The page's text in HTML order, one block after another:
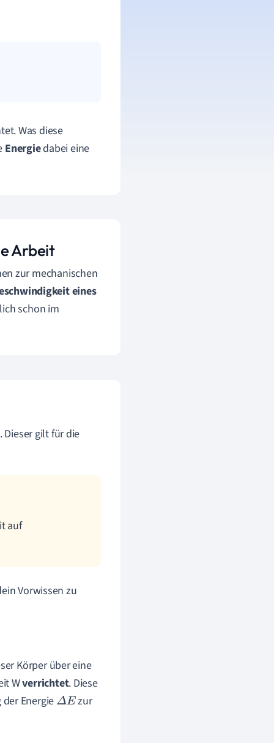
Was diese
Energiedabei eine
Arbeit
zur mechanischen
eines
schon im
. Dieser gilt für die
auf
Vorwissen zu
Körper über eine
Wverrichtet. Diese
Energie ΔE zur